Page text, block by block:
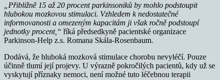
„Přibližně 15 až 20 procent parkinsoniků by mohlo podstoupit
hlubokou mozkovou stimulaci. Vzhledem k nedostatečné
informovanosti a omezeným kapacitám ji však ročně podstoupí
jednotky procent,“ říká předsedkyně pacientské organizace
Parkinson-Help z.s. Romana Skála-Rosenbaum.
Dodává, že hluboká mozková stimulace chorobu nevyléčí. Pouze
účinně tlumí její projevy. U výrazně pokročilých pacientů, kdy už se
vyskytují příznaky nemoci, není možné tuto léčebnou terapii